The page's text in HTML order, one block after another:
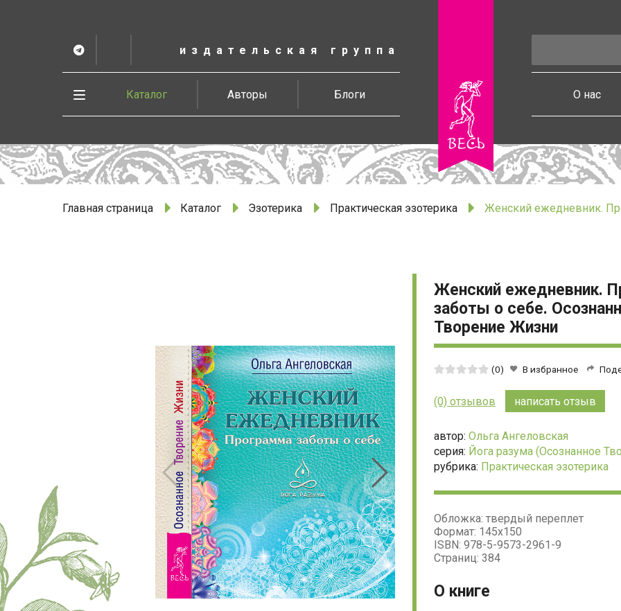
содержанию
издательская группа
весь
Telegram
Vesbook
Каталог Авторы Блоги О нас
Развернуть
Главная страница Каталог Эзотерика Практическая эзотерика Женский ежедневник.
Женский ежедневник.
заботы о себе.
Творение Жизни
Средняя
из
(0) В избранное
(0) отзывов написать отзыв
автор: Ольга Ангеловская
серия: Йога разума (Осознанное
рубрика: Практическая эзотерика
Обложка: твердый переплет
Формат: 145х150
ISBN: 978-5-9573-2961-9
Страниц: 384
О книге